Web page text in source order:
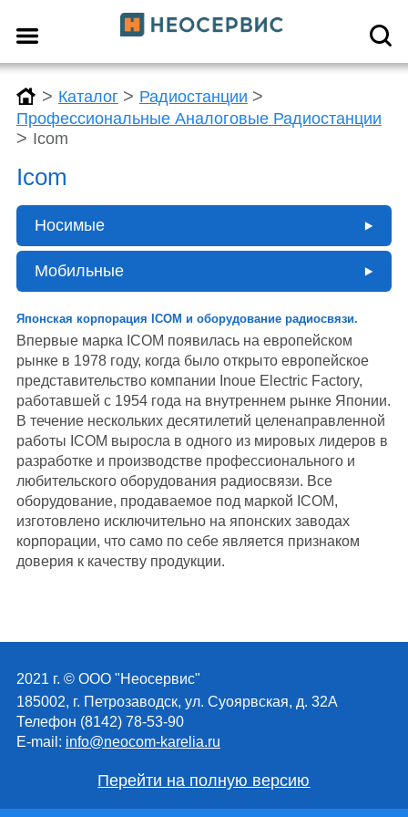
> Каталог > Радиостанции >
Профессиональные Аналоговые Радиостанции
> Icom
Icom
Носимые
Мобильные
Японская корпорация IСОМ и оборудование радиосвязи.
Впервые марка ICOM появилась на европейском
рынке в 1978 году, когда было открыто европейское
представительство компании Inoue Electric Factory,
работавшей с 1954 года на внутреннем рынке Японии.
В течение нескольких десятилетий целенаправленной
работы ICOM выросла в одного из мировых лидеров в
разработке и производстве профессионального и
любительского оборудования радиосвязи. Все
оборудование, продаваемое под маркой ICOM,
изготовлено исключительно на японских заводах
корпорации, что само по себе является признаком
доверия к качеству продукции.
2021 г. © ООО "Неосервис"
185002, г. Петрозаводск, ул. Суоярвская, д. 32А
Телефон (8142) 78-53-90
E-mail: info@neocom-karelia.ru
Перейти на полную версию